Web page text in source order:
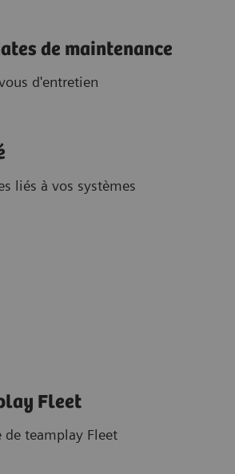
de maintenance
d'entretien
liés à vos systèmes
Fleet
de teamplay Fleet